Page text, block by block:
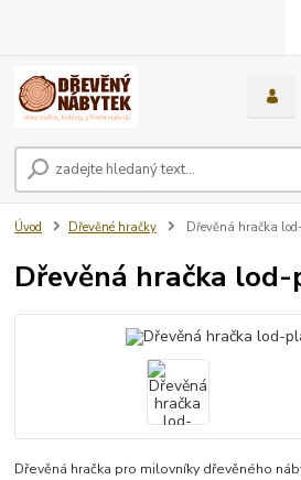
Úvod Dřevěné hračky Dřevěná hračka
Dřevěná hračka
Dřevěná hračka pro milovníky dřevěného